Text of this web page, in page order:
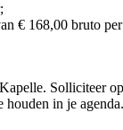
€ 168,00 bruto per
Solliciteer
houden in je agenda.